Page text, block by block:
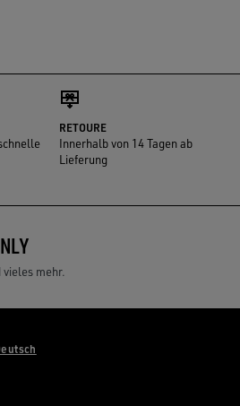
RETOURE
Innerhalb von 14 Tagen ab
Lieferung
mehr.
/ Deutsch